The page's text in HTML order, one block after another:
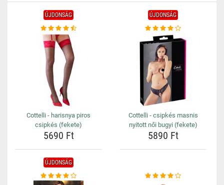
ÚJDONSÁG
Cottelli - harisnya piros
csipkés (fekete)
5690 Ft
ÚJDONSÁG
Cottelli - csipkés masnis
nyitott női bugyi (fekete)
5890 Ft
ÚJDONSÁG